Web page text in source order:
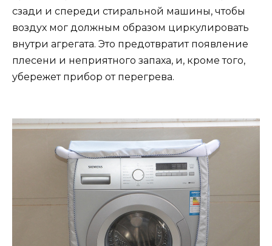
сзади и спереди стиральной машины, чтобы
воздух мог должным образом циркулировать
внутри агрегата. Это предотвратит появление
плесени и неприятного запаха, и, кроме того,
убережет прибор от перегрева.